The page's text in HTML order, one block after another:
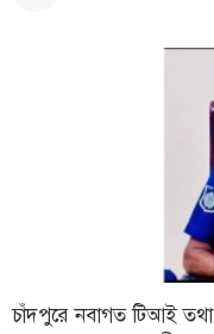
উপ-
চাঁদপুরে নবাগত টিআই তথা